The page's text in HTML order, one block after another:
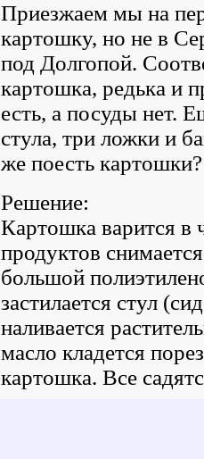
Приезжаем мы на
картошку, но не в
под Долгопой.
картошка, редька и
есть, а посуды нет.
стула, три ложки и
же поесть картошки?
Решение:
Картошка варится
продуктов
большой
застилается стул
наливается
масло кладется
картошка. Все